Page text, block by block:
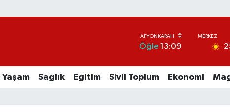
Öğle 13:09
Sağlık Eğitim Sivil Toplum Ekonomi